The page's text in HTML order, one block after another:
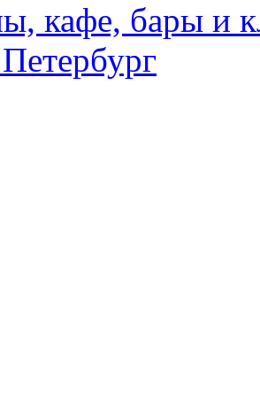
кафе, бары и